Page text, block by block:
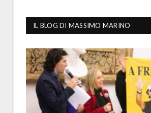
IL BLOG DI MASSIMO MARINO